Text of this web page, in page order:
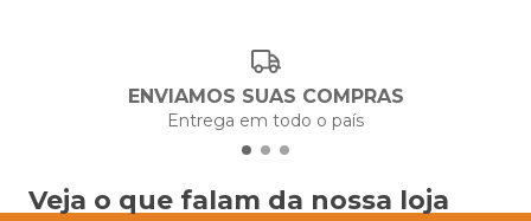
ENVIAMOS SUAS COMPRAS
Entrega em todo o país
Veja o que falam da nossa loja